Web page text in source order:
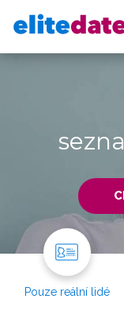
Pouze reální lidé